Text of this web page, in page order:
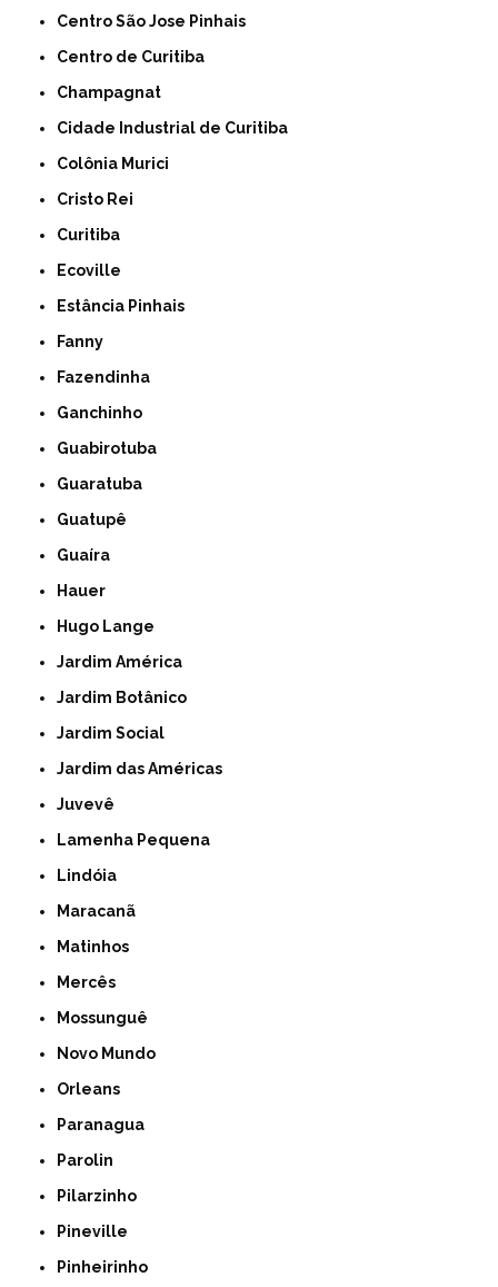
Centro São Jose Pinhais
Centro de Curitiba
Champagnat
Cidade Industrial de Curitiba
Colônia Murici
Cristo Rei
Curitiba
Ecoville
Estância Pinhais
Fanny
Fazendinha
Ganchinho
Guabirotuba
Guaratuba
Guatupê
Guaíra
Hauer
Hugo Lange
Jardim América
Jardim Botânico
Jardim Social
Jardim das Américas
Juvevê
Lamenha Pequena
Lindóia
Maracanã
Matinhos
Mercês
Mossunguê
Novo Mundo
Orleans
Paranagua
Parolin
Pilarzinho
Pineville
Pinheirinho